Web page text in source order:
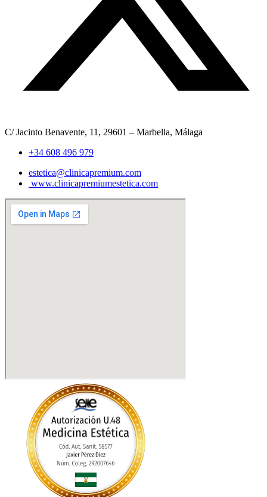
C/ Jacinto Benavente, 11, 29601 – Marbella, Málaga​
+34 608 496 979
estetica@clinicapremium.com
www.clinicapremiumestetica.com